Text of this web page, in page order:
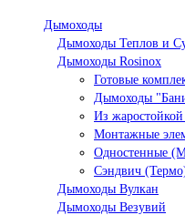
Дымоходы
Дымоходы Теплов и
Дымоходы Rosinox
Готовые
Дымоходы
Из жаростойкой
Монтажные
Одностенные
Сэндвич
Дымоходы Вулкан
Дымоходы Везувий